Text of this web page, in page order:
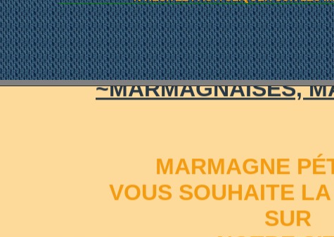
~AMIS
~MARMAGNAISES,
VOUS SOUHAITE LA
SUR
NOTRE